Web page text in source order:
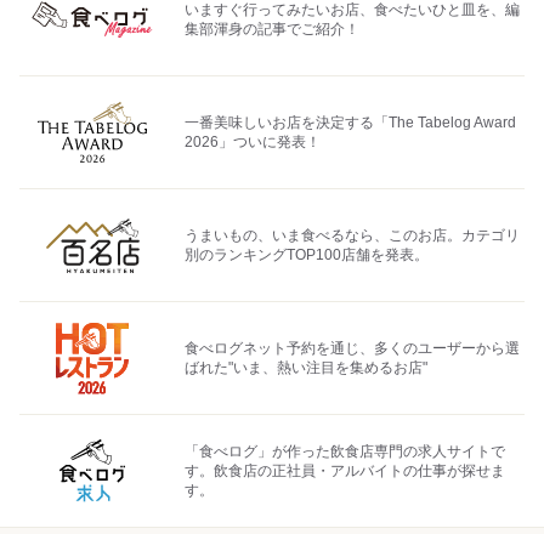
いますぐ行ってみたいお店、食べたいひと皿を、編
集部渾身の記事でご紹介！
一番美味しいお店を決定する「The Tabelog Award
2026」ついに発表！
うまいもの、いま食べるなら、このお店。カテゴリ
別のランキングTOP100店舗を発表。
食べログネット予約を通じ、多くのユーザーから選
ばれた"いま、熱い注目を集めるお店"
「食べログ」が作った飲食店専門の求人サイトで
す。飲食店の正社員・アルバイトの仕事が探せま
す。